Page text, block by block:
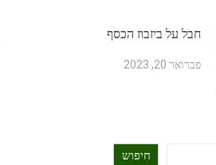
חבל על ביזבוז הכסף
פברואר 20, 2023
חיפוש